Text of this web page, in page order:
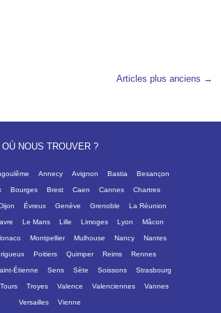
Articles plus anciens →
OÙ NOUS TROUVER ?
Annecy Avignon Bastia Besançon
Bourges Brest Caen Cannes Chartres
Dijon Évreux Genève Grenoble La Réunion
Le Mans Lille Limoges Lyon Mâcon
Montpellier Mulhouse Nancy Nantes
Poitiers Quimper Reims Rennes
Étienne Sens Sète Soissons Strasbourg
Tours Troyes Valence Valenciennes Vannes
Versailles Vienne